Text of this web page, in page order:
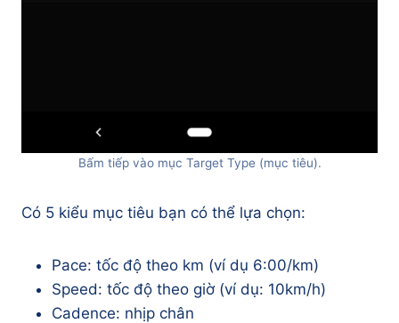
Bấm tiếp vào mục Target Type (mục tiêu).
Có 5 kiểu mục tiêu bạn có thể lựa chọn:
Pace: tốc độ theo km (ví dụ 6:00/km)
Speed: tốc độ theo giờ (ví dụ: 10km/h)
Cadence: nhịp chân